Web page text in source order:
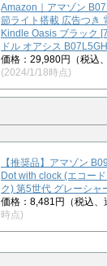
Amazon｜アマゾン
節ライト搭載 広告つき
Kindle Oasis ブラック
ドル オアシス
価格：29,980円（税込
(2024/1/18時点)
【推奨品】アマゾン
Dot with clock (エコー
ク) 第5世代 グレーシャ
価格：8,481円（税込、
時点)